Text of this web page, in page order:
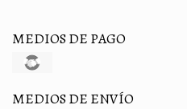
MEDIOS DE PAGO
MEDIOS DE ENVÍO